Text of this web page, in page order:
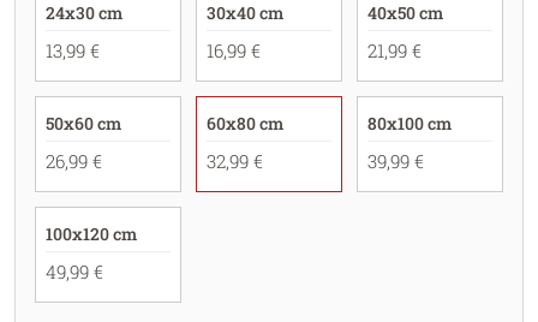
24x30 cm
13,99 €
30x40 cm
16,99 €
40x50 cm
21,99 €
50x60 cm
26,99 €
60x80 cm
32,99 €
80x100 cm
39,99 €
100x120 cm
49,99 €